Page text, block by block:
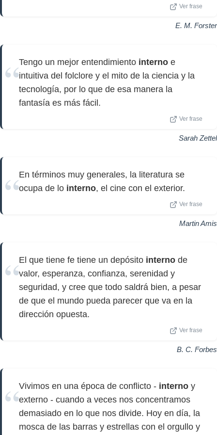
Ver frase
E. M. Forster
Tengo un mejor entendimiento interno e
intuitiva del folclore y el mito de la ciencia y la
tecnología, por lo que de esa manera la
fantasía es más fácil.
Ver frase
Sarah Zettel
En términos muy generales, la literatura se
ocupa de lo interno, el cine con el exterior.
Ver frase
Martin Amis
El que tiene fe tiene un depósito interno de
valor, esperanza, confianza, serenidad y
seguridad, y cree que todo saldrá bien, a pesar
de que el mundo pueda parecer que va en la
dirección opuesta.
Ver frase
B. C. Forbes
Vivimos en una época de conflicto - interno y
externo - cuando a veces nos concentramos
demasiado en lo que nos divide. Hoy en día, la
mosca de las barras y estrellas con el orgullo y